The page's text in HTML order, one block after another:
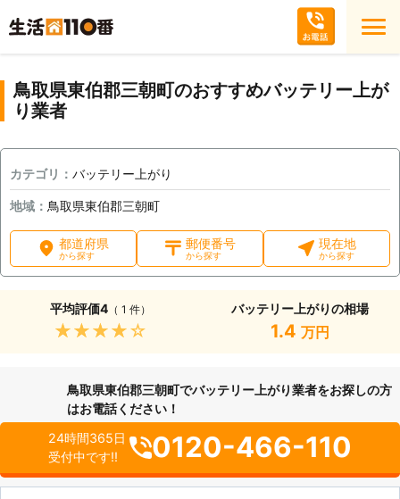
鳥取県東伯郡三朝町のおすすめバッテリー上が
り業者
カテゴリ： バッテリー上がり
地域： 鳥取県東伯郡三朝町
都道府県
から探す
郵便番号
から探す
現在地
から探す
平均評価4（ 1 件）
★★★★★
バッテリー上がりの相場
1.4 万円
鳥取県東伯郡三朝町でバッテリー上がり業者をお探しの方
はお電話ください！
24時間365日
受付中です!!
0120-466-110